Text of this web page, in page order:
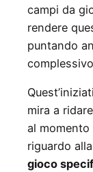
campi da
rendere
puntando
mira a
al
riguardo alla
gioco